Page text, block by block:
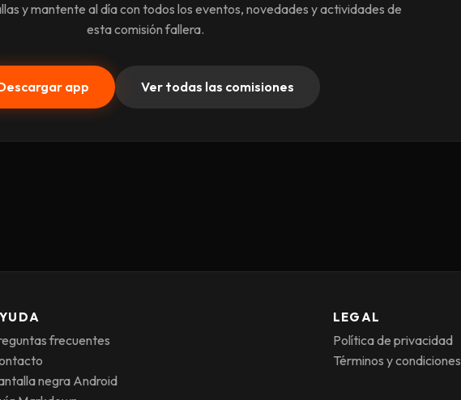
y mantente al día con todos los eventos, novedades y actividades de
esta comisión fallera.
app Ver todas las comisiones
frecuentes
negra Android
LEGAL
Política de privacidad
Términos y condiciones